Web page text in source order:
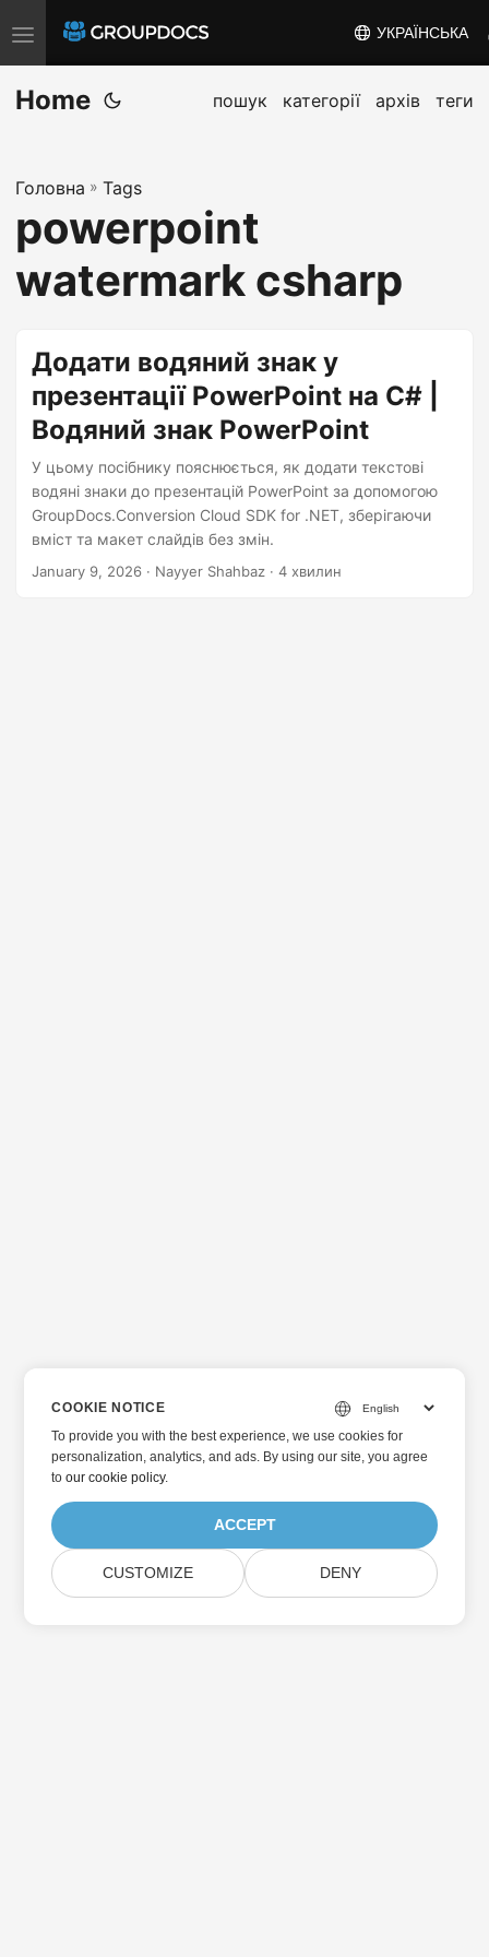
T
o
g
e
n
a
v
a
o
УКРАЇНСЬКА
Home пошук категорії архів теги
Головна » Tags
powerpoint
watermark csharp
Додати водяний знак у
презентації PowerPoint на C# |
Водяний знак PowerPoint
У цьому посібнику пояснюється, як додати текстові
водяні знаки до презентацій PowerPoint за допомогою
GroupDocs.Conversion Cloud SDK for .NET, зберігаючи
вміст та макет слайдів без змін.
January 9, 2026 · Nayyer Shahbaz · 4 хвилин
COOKIE NOTICE
To provide you with the best experience, we use cookies for
personalization, analytics, and ads. By using our site, you agree
toour cookie policy.
ACCEPT
CUSTOMIZE DENY